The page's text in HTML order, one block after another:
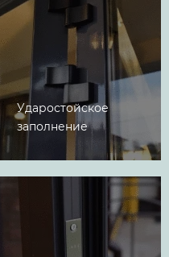
Ударостойское
заполнение